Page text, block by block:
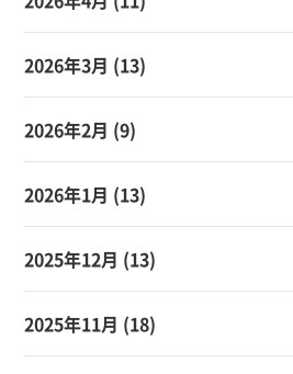
2026年3月 (13)
2026年2月 (9)
2026年1月 (13)
2025年12月 (13)
2025年11月 (18)